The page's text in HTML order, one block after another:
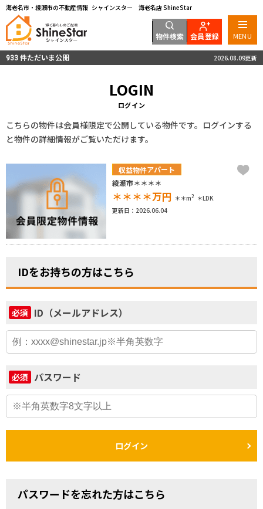
海老名市・綾瀬市の不動産情報 シャインスター 海老名店 ShineStar
物件検索 会員登録 MENU
933 件ただいま公開 2026.08.09更新
LOGIN
ログイン
こちらの物件は会員様限定で公開している物件です。ログインする
と物件の詳細情報がご覧いただけます。
収益物件アパート
綾瀬市＊＊＊＊
＊＊＊＊万円 ＊＊m2 ＊LDK
更新日：2026.06.04
IDをお持ちの方はこちら
必須 ID（メールアドレス）
必須 パスワード
ログイン
パスワードを忘れた方はこちら